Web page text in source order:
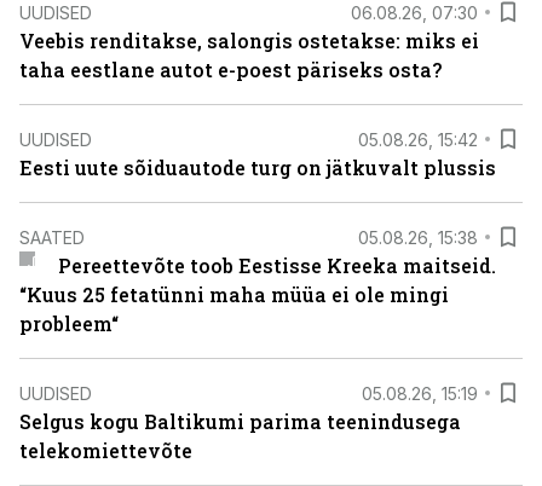
UUDISED 06.08.26, 07:30
Veebis renditakse, salongis ostetakse: miks ei
taha eestlane autot e-poest päriseks osta?
UUDISED 05.08.26, 15:42
Eesti uute sõiduautode turg on jätkuvalt plussis
SAATED 05.08.26, 15:38
Pereettevõte toob Eestisse Kreeka maitseid.
“Kuus 25 fetatünni maha müüa ei ole mingi
probleem“
UUDISED 05.08.26, 15:19
Selgus kogu Baltikumi parima teenindusega
telekomiettevõte